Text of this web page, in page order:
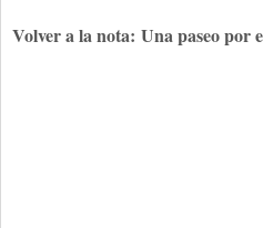
Volver a la nota: Una paseo por